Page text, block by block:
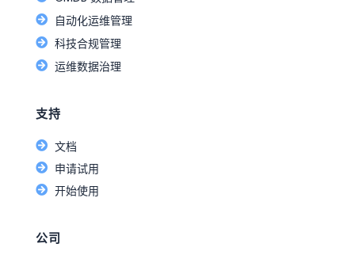
自动化运维管理
科技合规管理
运维数据治理
支持
文档
申请试用
开始使用
公司